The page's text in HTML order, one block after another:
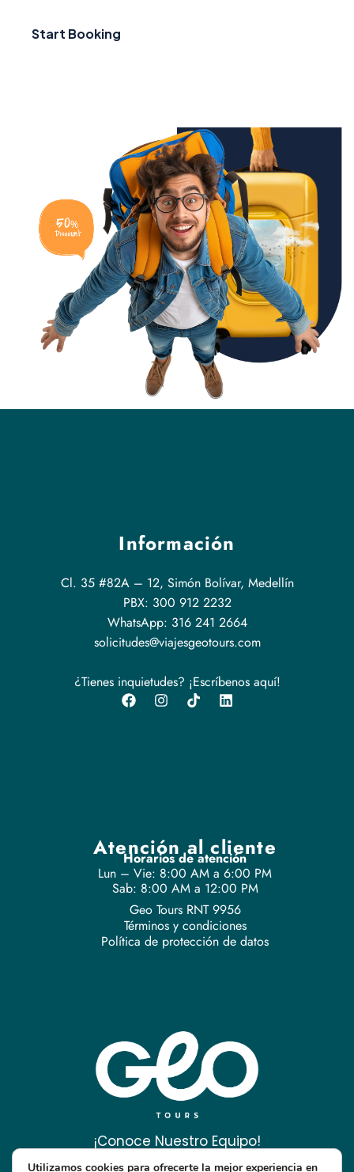
Start Booking
¡Conoce Nuestro Equipo!
Información
Cl. 35 #82A – 12, Simón Bolívar, Medellín
PBX: 300 912 2232
WhatsApp: 316 241 2664
solicitudes@viajesgeotours.com
¿Tienes inquietudes? ¡Escríbenos aquí!
Atención al cliente
Horarios de atención
Lun – Vie: 8:00 AM a 6:00 PM
Sab: 8:00 AM a 12:00 PM
Geo Tours RNT 9956
Términos y condiciones
Política de protección de datos
Utilizamos cookies para ofrecerte la mejor experiencia en